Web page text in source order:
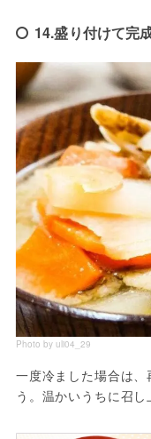
14.盛り付けて完
Photo by uli04_29
一度冷ました場合は
う。温かいうちに召し